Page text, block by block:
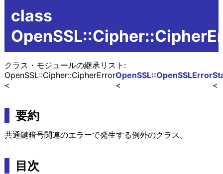
class
クラス・モジュールの継承リスト:
OpenSSL::OpenSSLError
OpenSSL::Cipher::CipherError
要約
共通鍵暗号関連のエラーで発生する例外のクラス。
目次